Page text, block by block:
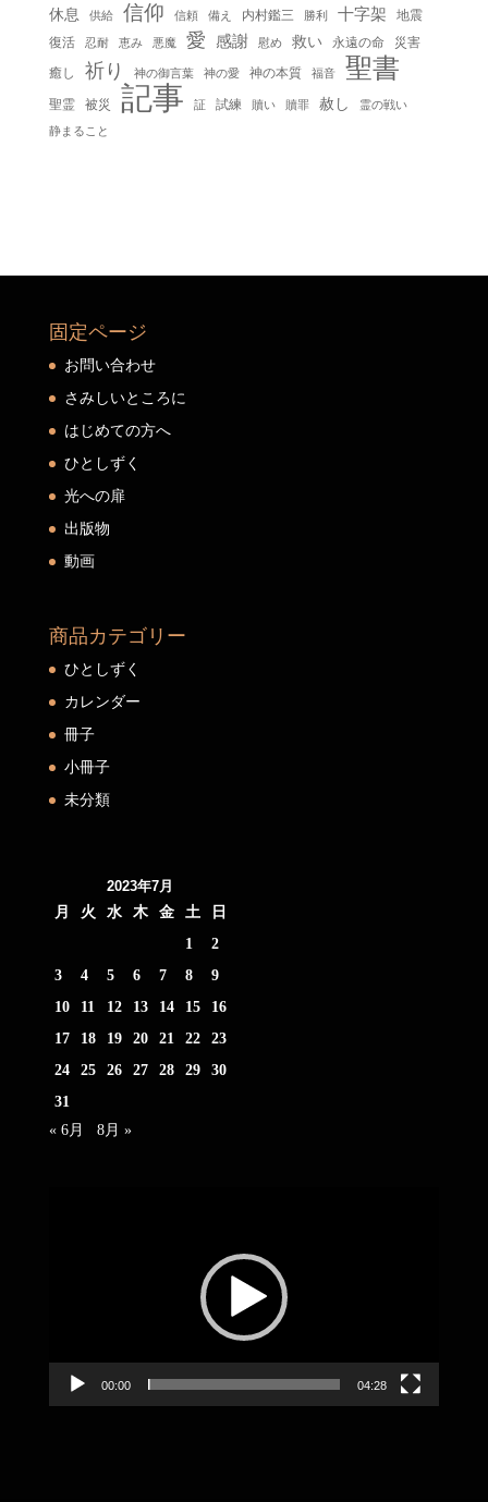
休息 供給 信仰 信頼 備え 内村鑑三 勝利 十字架
地震
復活
忍耐 恵み 悪魔 愛 感謝 慰め 救い 永遠の命
災害
癒し
祈り 神の御言葉 神の愛 神の本質 福音 聖書
聖霊 被災 記事 証 試練 贖い 贖罪 赦し 霊の戦い
静まること
固定ページ
お問い合わせ
さみしいところに
はじめての方へ
ひとしずく
光への扉
出版物
動画
商品カテゴリー
ひとしずく
カレンダー
冊子
小冊子
未分類
2023年7月
月
火 水 木 金 土
日
1
2
3
4 5 6 7 8
9
10
11 12 13 14 15
16
17
18 19 20 21 22
23
24
25 26 27 28 29
30
31
« 6月
8月 »
00:00 04:28